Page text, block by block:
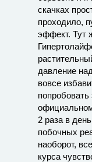
скачках
проходило,
эффект. Тут
давление
вовсе
попробовать
2 раза в
побочных
наоборот,
курса